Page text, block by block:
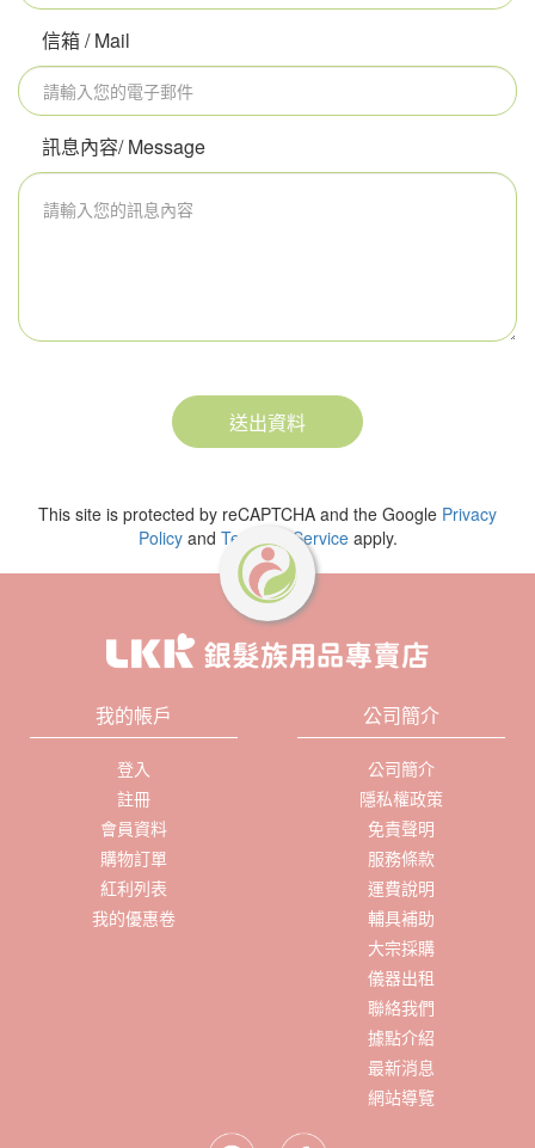
信箱 / Mail
訊息內容/ Message
送出資料
This site is protected by reCAPTCHA and the Google Privacy
Policyand Terms of Serviceapply.
我的帳戶
登入
註冊
會員資料
購物訂單
紅利列表
我的優惠卷
公司簡介
公司簡介
隱私權政策
免責聲明
服務條款
運費說明
輔具補助
大宗採購
儀器出租
聯絡我們
據點介紹
最新消息
網站導覽